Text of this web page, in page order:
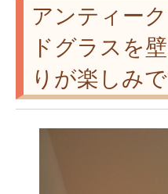
アンティー
ドグラスを
りが楽しみ